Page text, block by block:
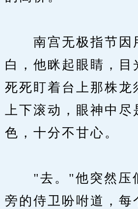
南宫无极指节因
白，他眯起眼睛，目
死死盯着台上那株龙
上下滚动，眼神中尽
色，十分不甘心。
"去。"他突然压
旁的侍卫吩咐道，每